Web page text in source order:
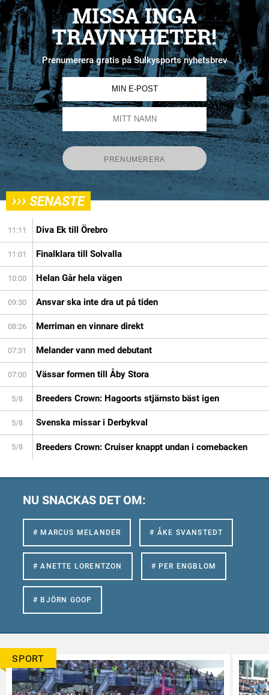
MISSA INGA
TRAVNYHETER!
Prenumerera gratis på Sulkysports nyhetsbrev
››› SENASTE
11:11 Diva Ek till Örebro
11:01 Finalklara till Solvalla
10:00 Helan Går hela vägen
09:30 Ansvar ska inte dra ut på tiden
08:26 Merriman en vinnare direkt
07:31 Melander vann med debutant
07:00 Vässar formen till Åby Stora
5/8 Breeders Crown: Hagoorts stjärnsto bäst igen
5/8 Svenska missar i Derbykval
5/8 Breeders Crown: Cruiser knappt undan i comebacken
NU SNACKAS DET OM:
# MARCUS MELANDER # ÅKE SVANSTEDT
# ANETTE LORENTZON # PER ENGBLOM
# BJÖRN GOOP
SPORT